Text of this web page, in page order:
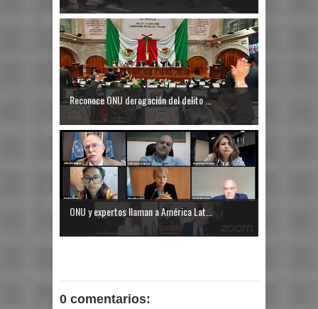
Reconoce ONU derogación del delito ...
ONU y expertos llaman a América Lat...
0 comentarios: